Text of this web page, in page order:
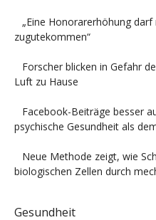
„Eine Honorarerhöhung
zugutekommen“
Forscher blicken in Gefahr
Luft zu Hause
Facebook-Beiträge besser
psychische Gesundheit als
Neue Methode zeigt, wie
biologischen Zellen durch
Gesundheit